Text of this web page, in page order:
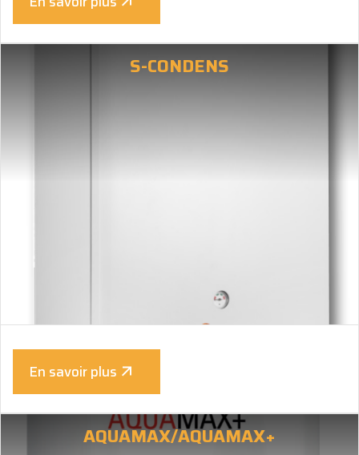
S-CONDENS
En savoir plus
AQUAMAX/AQUAMAX+